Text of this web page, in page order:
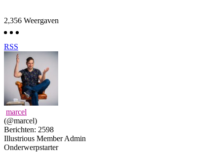
2,356 Weergaven
RSS
marcel
(@marcel)
Berichten: 2598
Illustrious Member Admin
Onderwerpstarter